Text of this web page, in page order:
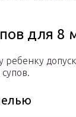
для 8